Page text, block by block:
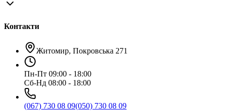
Контакти
Житомир, Покровська 271
Пн-Пт 09:00 - 18:00
Сб-Нд 08:00 - 18:00
(067) 730 08 09(050) 730 08 09